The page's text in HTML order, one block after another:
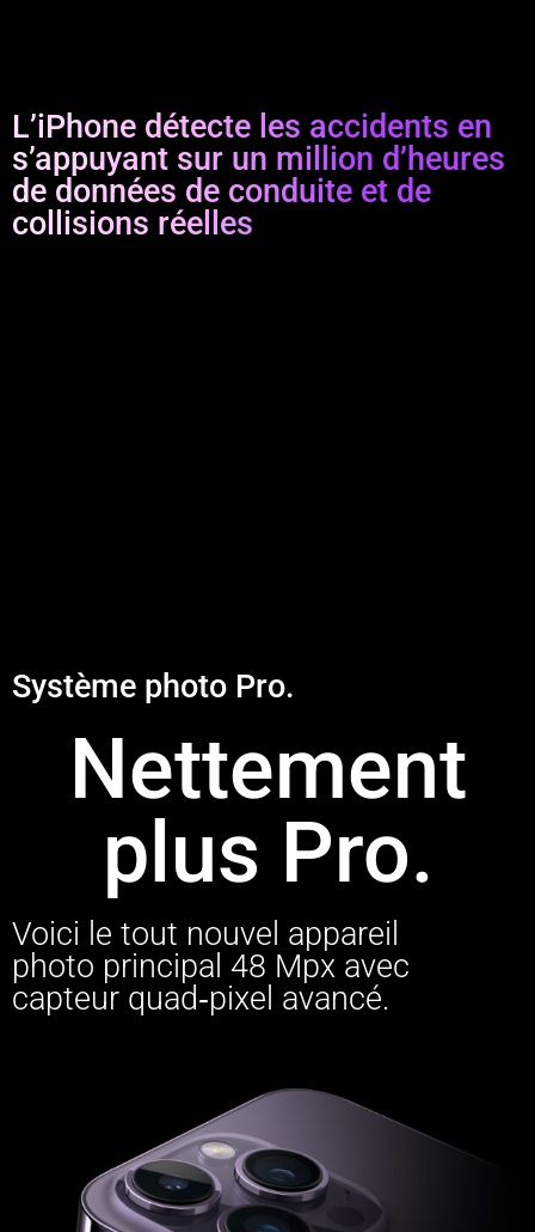
L’iPhone détecte les accidents en
s’appuyant sur un million d’heures
de données de conduite et de
collisions réelles
Système photo Pro.
Nettement
plus Pro.
Voici le tout nouvel appareil
photo principal 48 Mpx avec
capteur quad‑pixel avancé.